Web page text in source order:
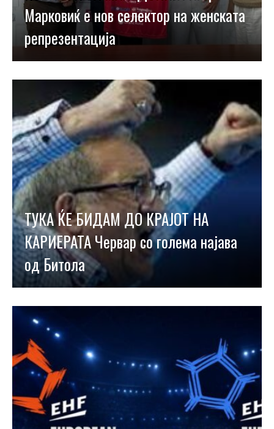
Марковиќ е нов селектор на женската
репрезентација
ТУКА ЌЕ БИДАМ ДО КРАЈОТ НА
КАРИЕРАТА Червар со голема најава
од Битола